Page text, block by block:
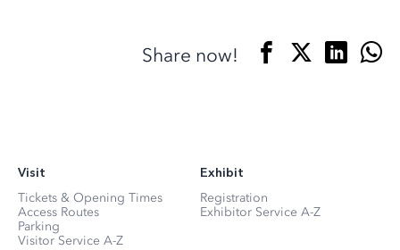
Share now!
Visit
Tickets & Opening Times
Access Routes
Parking
Visitor Service A-Z
Exhibit
Registration
Exhibitor Service A-Z